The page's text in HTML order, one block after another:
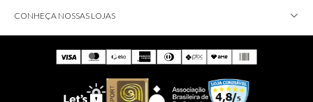
CONHEÇA NOSSAS LOJAS